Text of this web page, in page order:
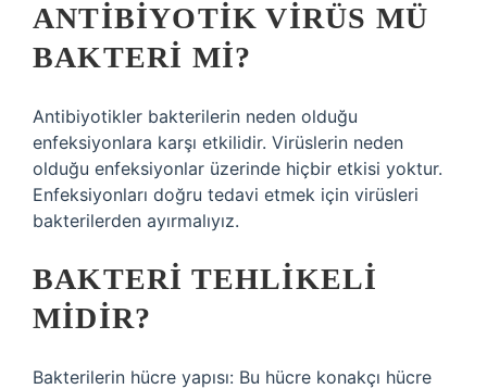
ANTIBIYOTIK VIRÜS MÜ
BAKTERI MI?
Antibiyotikler bakterilerin neden olduğu
enfeksiyonlara karşı etkilidir. Virüslerin neden
olduğu enfeksiyonlar üzerinde hiçbir etkisi yoktur.
Enfeksiyonları doğru tedavi etmek için virüsleri
bakterilerden ayırmalıyız.
BAKTERI TEHLIKELI
MIDIR?
Bakterilerin hücre yapısı: Bu hücre konakçı hücre